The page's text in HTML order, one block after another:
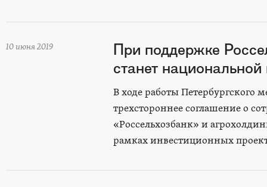
10 июня 2019
При поддержке
станет
В ходе работы Петербургского
трехстороннее соглашение о
«Россельхозбанк» и
рамках инвестиционных